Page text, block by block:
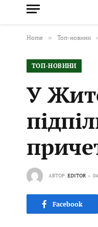
Home » Топ-новини
ТОП-НОВИНИ
У
АВТОР:EDITOR
Facebook